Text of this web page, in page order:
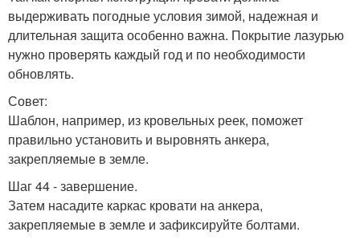
выдерживать погодные условия зимой, надежная и
длительная защита особенно важна. Покрытие лазурью
нужно проверять каждый год и по необходимости
обновлять.
Совет:
Шаблон, например, из кровельных реек, поможет
правильно установить и выровнять анкера,
закрепляемые в земле.
Шаг 44 - завершение.
Затем насадите каркас кровати на анкера,
закрепляемые в земле и зафиксируйте болтами.